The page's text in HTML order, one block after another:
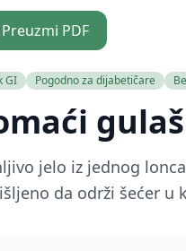
Preuzmi PDF
GI Pogodno za dijabetičare
jelo iz jednog
da održi šećer